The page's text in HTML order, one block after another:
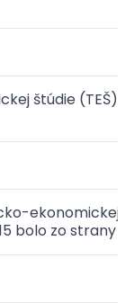
štúdie
bolo zo